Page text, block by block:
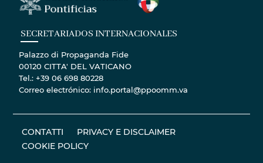
SECRETARIADOS INTERNACIONALES
Palazzo di Propaganda Fide
00120 CITTA' DEL VATICANO
Tel.: +39 06 698 80228
Correo electrónico: info.portal@ppoomm.va
CONTATTI
PRIVACY E DISCLAIMER
COOKIE POLICY